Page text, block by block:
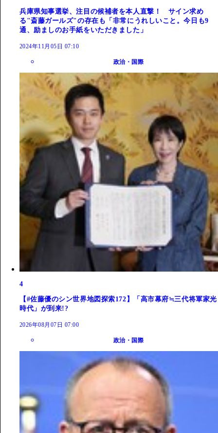
兵庫県知事選挙、注目の候補者を本人直撃！ サイン求め
る"斎藤ガールズ"の存在も「非常にうれしいこと。今日も9
通、励ましのお手紙をいただきました」
2024年11月05日 07:10
政治・国際
4
【#佐藤優のシン世界地図探索172】「高市幕府≒三代将軍家光
時代」が到来!?
2026年08月07日 07:00
政治・国際